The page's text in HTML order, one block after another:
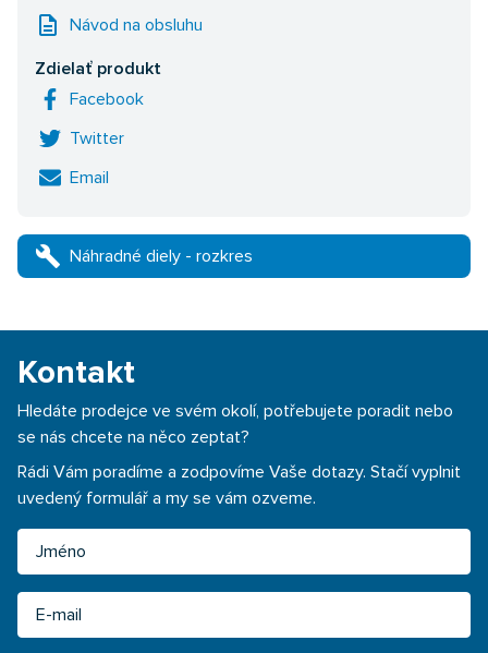
description Návod na obsluhu
Zdielať produkt
Facebook
Twitter
Email
build Náhradné diely - rozkres
Kontakt
Hledáte prodejce ve svém okolí, potřebujete poradit nebo
se nás chcete na něco zeptat?
Rádi Vám poradíme a zodpovíme Vaše dotazy. Stačí vyplnit
uvedený formulář a my se vám ozveme.
Jméno